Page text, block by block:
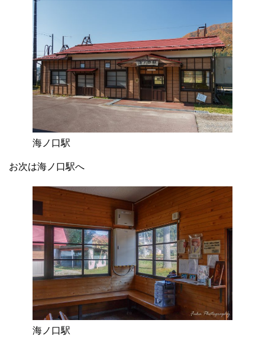
海ノ口駅
お次は海ノ口駅へ
海ノ口駅